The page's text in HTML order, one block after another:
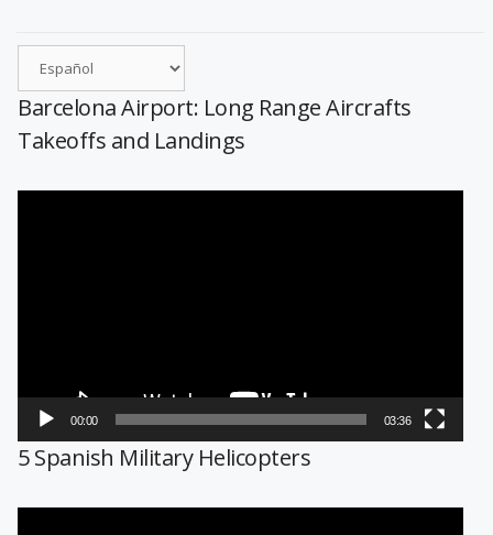
Barcelona Airport: Long Range Aircrafts
Takeoffs and Landings
00:00 03:36
5 Spanish Military Helicopters